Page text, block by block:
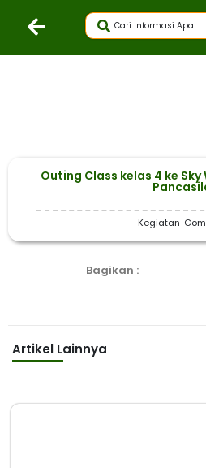
Outing Class kelas 4 ke
Kegiatan
Bagikan :
Artikel Lainnya